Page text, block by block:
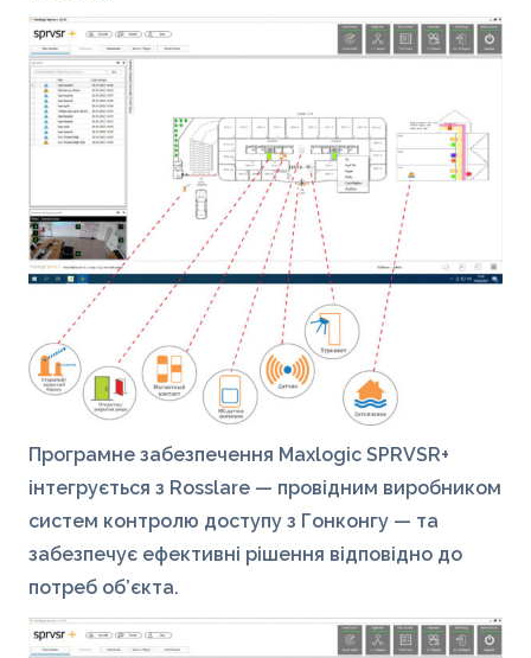
Програмне забезпечення Maxlogic SPRVSR+
інтегрується з Rosslare — провідним виробником
систем контролю доступу з Гонконгу — та
забезпечує ефективні рішення відповідно до
потреб об’єкта.